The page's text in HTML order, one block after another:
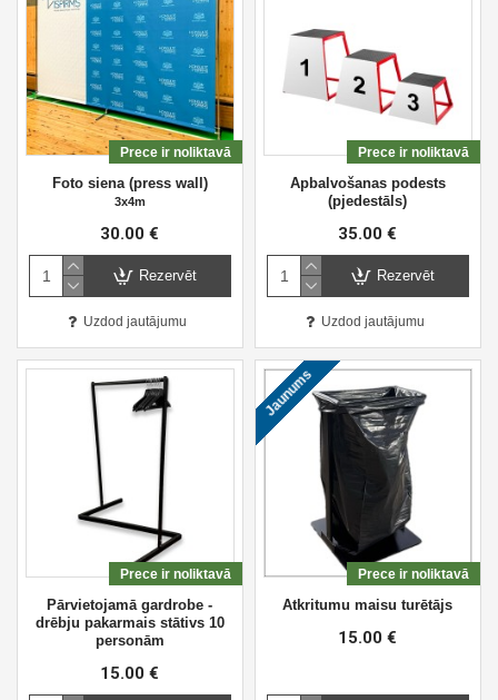
Prece ir noliktavā
Foto siena (press wall)
3x4m
30.00 €
Rezervēt
Uzdod jautājumu
Prece ir noliktavā
Apbalvošanas podests
(pjedestāls)
35.00 €
Rezervēt
Uzdod jautājumu
Prece ir noliktavā
Pārvietojamā gardrobe -
drēbju pakarmais stātivs 10
personām
15.00 €
Jaunums
Prece ir noliktavā
Atkritumu maisu turētājs
15.00 €